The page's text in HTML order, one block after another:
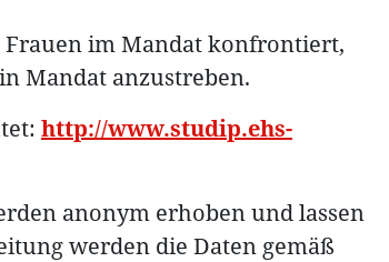
im Mandat konfrontiert,
Mandat anzustreben.
http://www.studip.ehs-
anonym erhoben und lassen
werden die Daten gemäß